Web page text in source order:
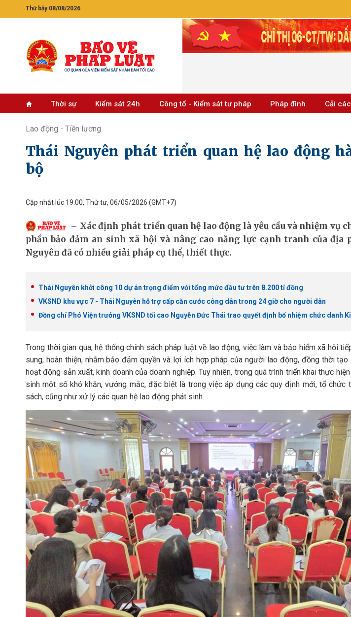
Thứ bảy 08/08/2026
Thời sự Kiểm sát 24h Công tố - Kiểm sát tư pháp Pháp đình Cải
Lao động - Tiền lương
Thái Nguyên phát triển quan hệ lao động
bộ
Cập nhật lúc 19:00, Thứ tư, 06/05/2026 (GMT+7)
Xác định phát triển quan hệ lao động là yêu cầu và nhiệm vụ
phần bảo đảm an sinh xã hội và nâng cao năng lực cạnh tranh của địa
Nguyên đã có nhiều giải pháp cụ thể, thiết thực.
Thái Nguyên khởi công 10 dự án trọng điểm với tổng mức đầu tư trên 8.200 tỉ đồng
VKSND khu vực 7 - Thái Nguyên hỗ trợ cấp căn cước công dân trong 24 giờ cho người dân
Đồng chí Phó Viện trưởng VKSND tối cao Nguyễn Đức Thái trao quyết định bổ nhiệm chức danh
Trong thời gian qua, hệ thống chính sách pháp luật về lao động, việc làm và bảo hiểm xã hội
sung, hoàn thiện, nhằm bảo đảm quyền và lợi ích hợp pháp của người lao động, đồng thời
hoạt động sản xuất, kinh doanh của doanh nghiệp. Tuy nhiên, trong quá trình triển khai thực
sinh một số khó khăn, vướng mắc, đặc biệt là trong việc áp dụng các quy định mới, tổ chức
sách, cũng như xử lý các quan hệ lao động phát sinh.